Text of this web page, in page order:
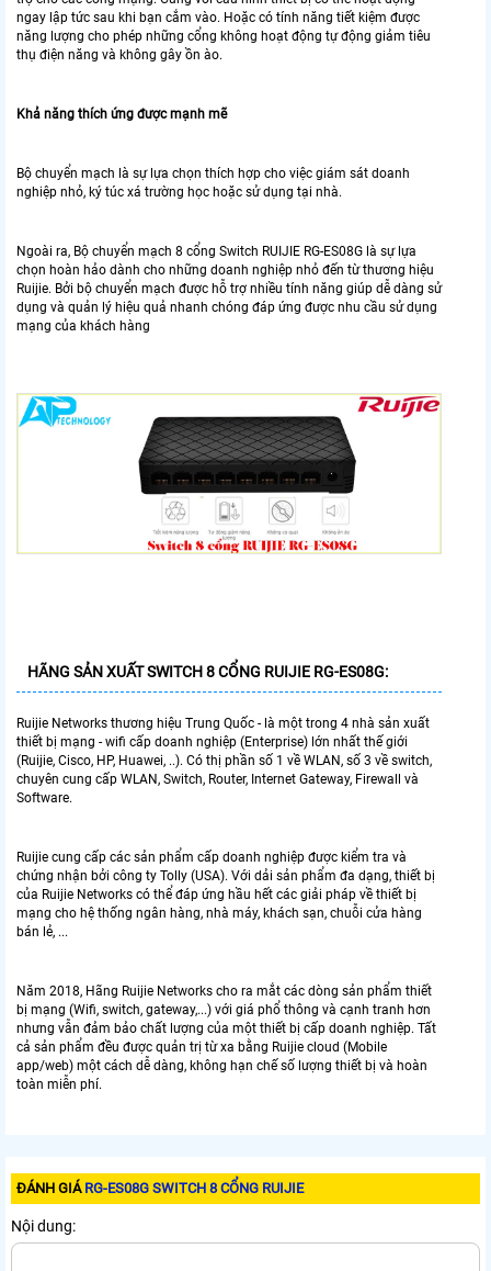
ngay lập tức sau khi bạn cắm vào. Hoặc có tính năng tiết kiệm được
năng lượng cho phép những cổng không hoạt động tự động giảm tiêu
thụ điện năng và không gây ồn ào.
Khả năng thích ứng được mạnh mẽ
Bộ chuyển mạch là sự lựa chọn thích hợp cho việc giám sát doanh
nghiệp nhỏ, ký túc xá trường học hoặc sử dụng tại nhà.
Ngoài ra, Bộ chuyển mạch 8 cổng Switch RUIJIE RG-ES08G là sự lựa
chọn hoàn hảo dành cho những doanh nghiệp nhỏ đến từ thương hiệu
Ruijie. Bởi bộ chuyển mạch được hỗ trợ nhiều tính năng giúp dễ dàng sử
dụng và quản lý hiệu quả nhanh chóng đáp ứng được nhu cầu sử dụng
mạng của khách hàng
HÃNG SẢN XUẤT SWITCH 8 CỔNG RUIJIE RG-ES08G:
Ruijie Networks thương hiệu Trung Quốc - là một trong 4 nhà sản xuất
thiết bị mạng - wifi cấp doanh nghiệp (Enterprise) lớn nhất thế giới
(Ruijie, Cisco, HP, Huawei, ..). Có thị phần số 1 về WLAN, số 3 về switch,
chuyên cung cấp WLAN, Switch, Router, Internet Gateway, Firewall và
Software.
Ruijie cung cấp các sản phẩm cấp doanh nghiệp được kiểm tra và
chứng nhận bởi công ty Tolly (USA). Với dải sản phẩm đa dạng, thiết bị
của Ruijie Networks có thể đáp ứng hầu hết các giải pháp về thiết bị
mạng cho hệ thống ngân hàng, nhà máy, khách sạn, chuỗi cửa hàng
bán lẻ, ...
Năm 2018, Hãng Ruijie Networks cho ra mắt các dòng sản phẩm thiết
bị mạng (Wifi, switch, gateway,...) với giá phổ thông và cạnh tranh hơn
nhưng vẫn đảm bảo chất lượng của một thiết bị cấp doanh nghiệp. Tất
cả sản phẩm đều được quản trị từ xa bằng Ruijie cloud (Mobile
app/web) một cách dễ dàng, không hạn chế số lượng thiết bị và hoàn
toàn miễn phí.
ĐÁNH GIÁ RG-ES08G SWITCH 8 CỔNG RUIJIE
Nội dung: